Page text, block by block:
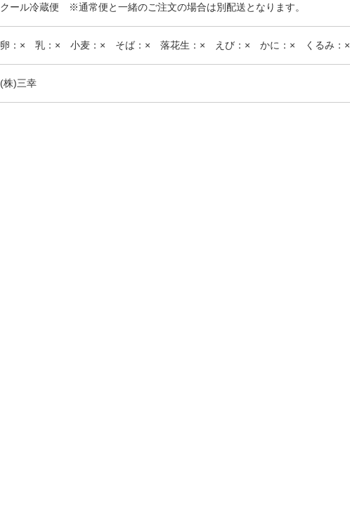
クール冷蔵便 ※通常便と一緒のご注文の場合は別配送となります。
卵：× 乳：× 小麦：× そば：× 落花生：× えび：× かに：× くるみ：×
(株)三幸